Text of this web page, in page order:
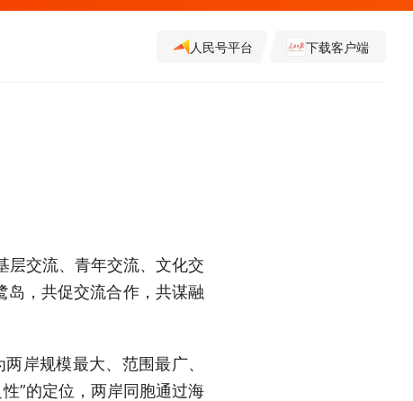
人民号平台 下载客户端
交流、青年交流、文化交
，共促交流合作，共谋融
岸规模最大、范围最广、
”的定位，两岸同胞通过海